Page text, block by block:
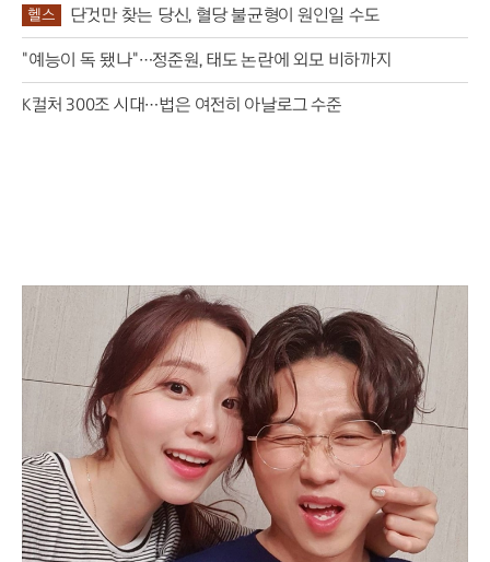
헬스 단것만 찾는 당신, 혈당 불균형이 원인일 수도
"예능이 독 됐나"…정준원, 태도 논란에 외모 비하까지
K컬처 300조 시대…법은 여전히 아날로그 수준